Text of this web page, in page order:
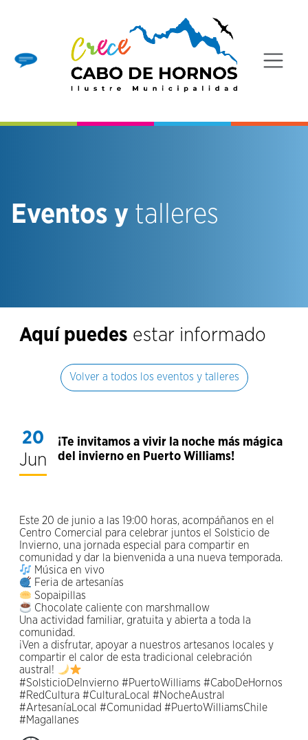
Eventos y talleres
Aquí puedes estar informado
Volver a todos los eventos y talleres
20
Jun
¡Te invitamos a vivir la noche más mágica
del invierno en Puerto Williams!
Este 20 de junio a las 19:00 horas, acompáñanos en el
Centro Comercial para celebrar juntos el Solsticio de
Invierno, una jornada especial para compartir en
comunidad y dar la bienvenida a una nueva temporada.
Música en vivo
Feria de artesanías
Sopaipillas
Chocolate caliente con marshmallow
Una actividad familiar, gratuita y abierta a toda la
comunidad.
¡Ven a disfrutar, apoyar a nuestros artesanos locales y
compartir el calor de esta tradicional celebración
austral!
#SolsticioDeInvierno #PuertoWilliams #CaboDeHornos
#RedCultura #CulturaLocal #NocheAustral
#ArtesaníaLocal #Comunidad #PuertoWilliamsChile
#Magallanes